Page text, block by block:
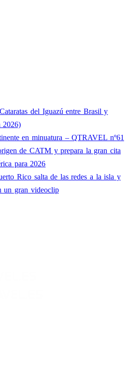
del Iguazú entre Brasil y
2026)
en minuatura – QTRAVEL nº61
de CATM y prepara la gran cita
para 2026
Rico salta de las redes a la isla y
un gran videoclip